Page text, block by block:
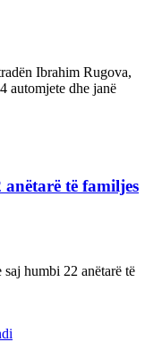
Ibrahim Rugova,
automjete dhe janë
anëtarë të familjes
saj humbi 22 anëtarë të